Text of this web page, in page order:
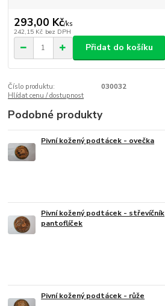
293,00 Kč/ks
242,15 Kč bez DPH
Přidat do košíku
Číslo produktu:
030032
Hlídat cenu / dostupnost
Podobné produkty
Pivní kožený podtácek - ovečka
Pivní kožený podtácek - střevíčník
pantoflíček
Pivní kožený podtácek - růže